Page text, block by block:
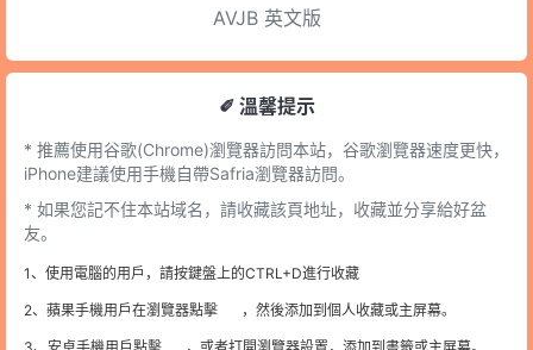
AVJB英文版
✐ 溫馨提示
* 推薦使用谷歌(Chrome)瀏覽器訪問本站，谷歌瀏覽器速度更快，
iPhone建議使用手機自帶Safria瀏覽器訪問。
* 如果您記不住本站域名，請收藏該頁地址，收藏並分享給好盆
友。
1、使用電腦的用戶，請按鍵盤上的CTRL+D進行收藏
2、蘋果手機用戶在瀏覽器點擊 ，然後添加到個人收藏或主屏幕。